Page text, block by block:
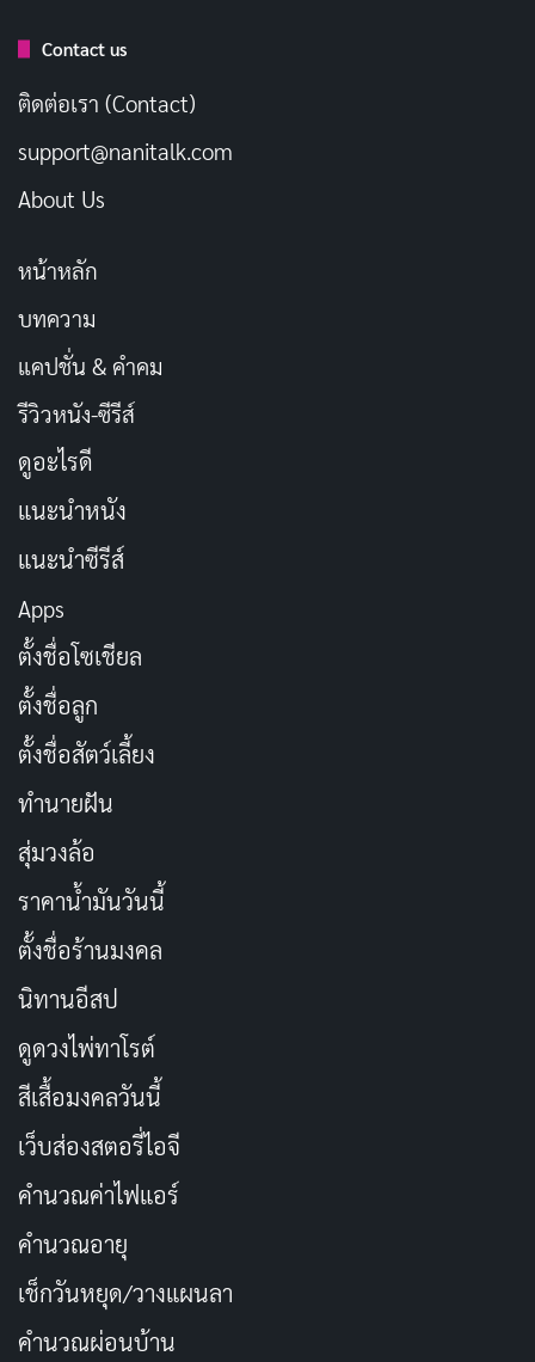
50 หนังเอวีเดือนพฤศจิกายน 2568 ดารานางเอก
พฤศจิกายน 2, 2025
ผู้กำกับ:
สตูดิโอ: Das!
นักแสดง:
DASS-793
DASS-793 นำเสนอ
สาวออฟฟิศสุดเซ็กซี่ที่ถูกเจ้านายและเพื่อนร่วมงานล่อลวง
และการถูกบังคับในที่ทำงานแบบต่อเนื่อง ทั้งในห้องประชุม
และบนโต๊ะทำงาน เต็มไปด้วยฉากเย็ดแบบกลุ่มและน้ำแตก
นอกใส่หน้าอกไซส์ใหญ่
รหัส DVD:DASS-793
ความยาว:150 นาที
ผู้กำกับ:トリプルHAPPY輪奸
นักแสดง:
DASS-812
Contact us
ติดต่อเรา (Contact)
support@nanitalk.com
About Us
หน้าหลัก
บทความ
แคปชั่น & คำคม
รีวิวหนัง-ซีรีส์
ดูอะไรดี
แนะนำหนัง
แนะนำซีรีส์
Apps
ตั้งชื่อโซเชียล
ตั้งชื่อลูก
ตั้งชื่อสัตว์เลี้ยง
ทำนายฝัน
สุ่มวงล้อ
ราคาน้ำมันวันนี้
ตั้งชื่อร้านมงคล
นิทานอีสป
ดูดวงไพ่ทาโรต์
สีเสื้อมงคลวันนี้
เว็บส่องสตอรี่ไอจี
คำนวณค่าไฟแอร์
คำนวณอายุ
เช็กวันหยุด/วางแผนลา
คำนวณผ่อนบ้าน